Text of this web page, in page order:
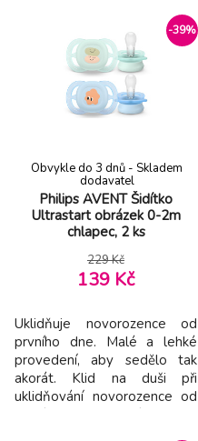
velikosti bradavek pohodlně
a bezpečně padnou.
Používejte v kombinaci s
21mm prsními chrániči a se
sběrnými nádobkami Philips
Avent bez nutnosti použití
-39%
Philips AVENT Šidítko
Ultrastart obrázek 0-2m
chlapec, 2 ks
Obvykle do 3 dnů - Skladem
dodavatel
229 Kč
139 Kč
Uklidňuje novorozence od
prvního dne. Malé a lehké
provedení, aby sedělo tak
akorát. Klid na duši při
uklidňování novorozence od